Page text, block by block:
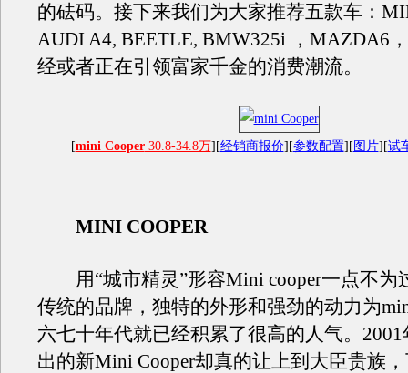
的砝码。接下来我们为大家推荐五款车：
AUDI A4, BEETLE, BMW325i ，MAZDA6
经或者正在引领富家千金的消费潮流。
[mini Cooper30.8-34.8万][经销商报价][参数配置][ 图片][试
MINI COOPER
用“城市精灵”形容Mini cooper一点不为
传统的品牌，独特的外形和强劲的动力为
六七十年代就已经积累了很高的人气。
出的新Mini Cooper却真的让上到大臣贵族